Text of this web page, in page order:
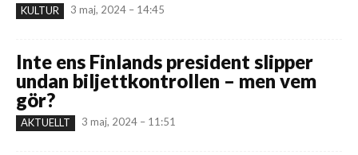
KULTUR 3 maj, 2024 – 14:45
Inte ens Finlands president slipper
undan biljettkontrollen – men vem
gör?
AKTUELLT 3 maj, 2024 – 11:51